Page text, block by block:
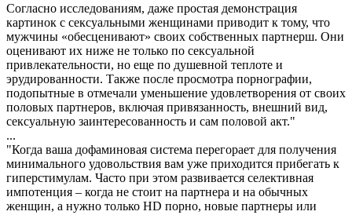
Согласно исследованиям, даже простая демонстрация
картинок с сексуальными женщинами приводит к тому, что
мужчины «обесценивают» своих собственных партнерш. Они
оценивают их ниже не только по сексуальной
привлекательности, но еще по душевной теплоте и
эрудированности. Также после просмотра порнографии,
подопытные в отмечали уменьшение удовлетворения от своих
половых партнеров, включая привязанность, внешний вид,
сексуальную заинтересованность и сам половой акт."
...
"Когда ваша дофаминовая система перегорает для получения
минимального удовольствия вам уже приходится прибегать к
гиперстимулам. Часто при этом развивается селективная
импотенция – когда не стоит на партнера и на обычных
женщин, а нужно только HD порно, новые партнеры или